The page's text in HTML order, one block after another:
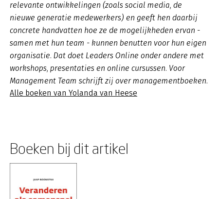
relevante ontwikkelingen (zoals social media, de
nieuwe generatie medewerkers) en geeft hen daarbij
concrete handvatten hoe ze de mogelijkheden ervan -
samen met hun team - kunnen benutten voor hun eigen
organisatie. Dat doet Leaders Online onder andere met
workshops, presentaties en online cursussen. Voor
Management Team schrijft zij over managementboeken.
Alle boeken van Yolanda van Heese
Boeken bij dit artikel